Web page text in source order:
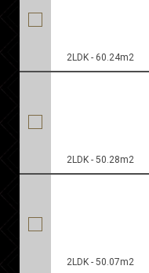
2LDK - 60.24m2
2LDK - 50.28m2
2LDK - 50.07m2